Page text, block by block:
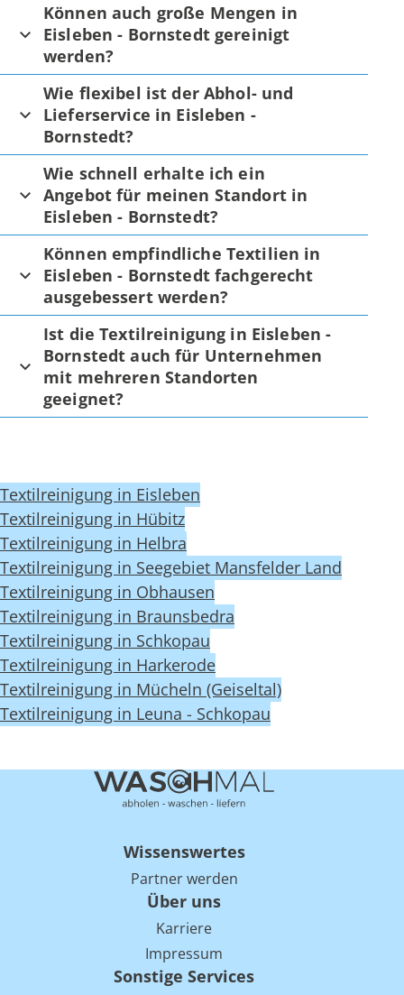
Können auch große Mengen in
Eisleben - Bornstedt gereinigt
werden?
Wie flexibel ist der Abhol- und
Lieferservice in Eisleben -
Bornstedt?
Wie schnell erhalte ich ein
Angebot für meinen Standort in
Eisleben - Bornstedt?
Können empfindliche Textilien in
Eisleben - Bornstedt fachgerecht
ausgebessert werden?
Ist die Textilreinigung in Eisleben -
Bornstedt auch für Unternehmen
mit mehreren Standorten
geeignet?
Textilreinigung in Eisleben
Textilreinigung in Hübitz
Textilreinigung in Helbra
Textilreinigung in Seegebiet Mansfelder Land
Textilreinigung in Obhausen
Textilreinigung in Braunsbedra
Textilreinigung in Schkopau
Textilreinigung in Harkerode
Textilreinigung in Mücheln (Geiseltal)
Textilreinigung in Leuna - Schkopau
Wissenswertes
Partner werden
Über uns
Karriere
Impressum
Sonstige Services